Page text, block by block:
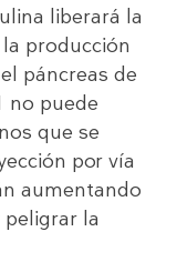
liberará la
producción
páncreas de
no puede
que se
por vía
aumentando
la